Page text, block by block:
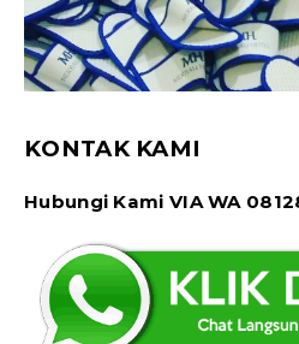
KONTAK KAMI
Hubungi Kami VIA WA